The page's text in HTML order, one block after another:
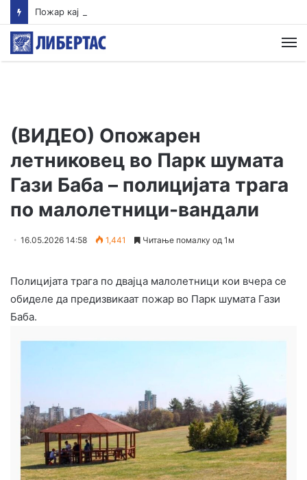
(ВИДЕО) Опожарен
летниковец во Парк шумата
Гази Баба – полицијата трага
по малолетници-вандали
16.05.2026 14:58 1,441 Читање помалку од 1м
Полицијата трага по двајца малолетници кои вчера се
обиделе да предизвикаат пожар во Парк шумата Гази
Баба.